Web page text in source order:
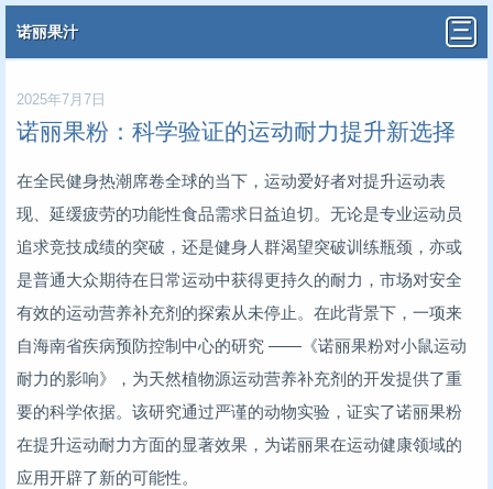
诺丽果汁
2025年7月7日
诺丽果粉：科学验证的运动耐力提升新选择
在全民健身热潮席卷全球的当下，运动爱好者对提升运动表
现、延缓疲劳的功能性食品需求日益迫切。无论是专业运动员
追求竞技成绩的突破，还是健身人群渴望突破训练瓶颈，亦或
是普通大众期待在日常运动中获得更持久的耐力，市场对安全
有效的运动营养补充剂的探索从未停止。在此背景下，一项来
自海南省疾病预防控制中心的研究 ——《诺丽果粉对小鼠运动
耐力的影响》，为天然植物源运动营养补充剂的开发提供了重
要的科学依据。该研究通过严谨的动物实验，证实了诺丽果粉
在提升运动耐力方面的显著效果，为诺丽果在运动健康领域的
应用开辟了新的可能性。